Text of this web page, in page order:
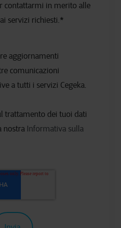
contattarmi in merito alle
servizi richiesti.*
aggiornamenti
comunicazioni
a tutti i servizi Cegeka.
trattamento dei tuoi dati
nostra Informativa sulla